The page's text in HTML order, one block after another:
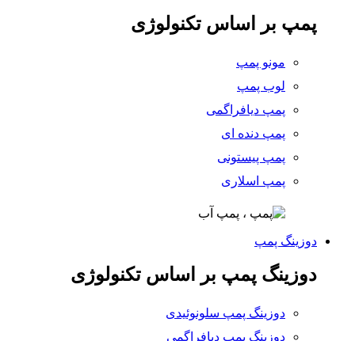
پمپ بر اساس تکنولوژی
مونو پمپ
لوب پمپ
پمپ دیافراگمی
پمپ دنده ای
پمپ پیستونی
پمپ اسلاری
دوزینگ پمپ
دوزینگ پمپ بر اساس تکنولوژی
دوزینگ پمپ سلونوئیدی
دوزینگ پمپ دیافراگمی